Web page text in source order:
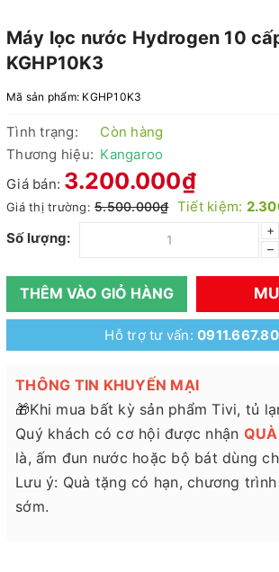
Máy lọc nước Hydrogen 10
KGHP10K3
Mã sản phẩm: KGHP10K3
Tình trạng:
Còn hàng
Thương hiệu: Kangaroo
Giá bán: 3.200.000₫
Giá thị trường: 5.500.000₫ Tiết kiệm:
Số lượng:
+
–
THÊM VÀO GIỎ HÀNG
Hỗ trợ tư vấn:
THÔNG TIN KHUYẾN MẠI
🎁Khi mua bất kỳ sản phẩm Tivi, tủ
Quý khách có cơ hội được nhận
là, ấm đun nước hoặc bộ bát dùng
Lưu ý: Quà tặng có hạn, chương
sớm.